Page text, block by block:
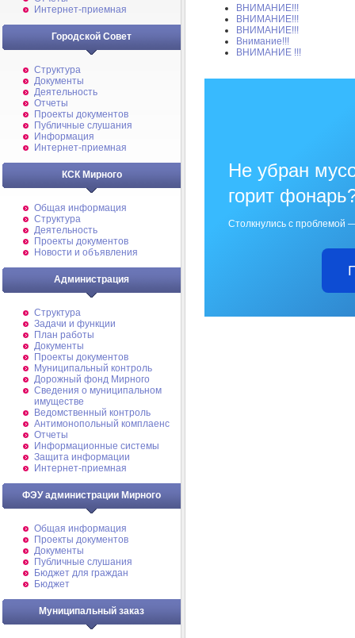
Интернет-приемная
Городской Совет
Структура
Документы
Деятельность
Отчеты
Проекты документов
Публичные слушания
Информация
Интернет-приемная
КСК Мирного
Общая информация
Структура
Деятельность
Проекты документов
Новости и объявления
Администрация
Структура
Задачи и функции
План работы
Документы
Проекты документов
Муниципальный контроль
Дорожный фонд Мирного
Cведения о муниципальном
имуществе
Ведомственный контроль
Антимонопольный комплаенс
Отчеты
Информационные системы
Защита информации
Интернет-приемная
ФЭУ администрации Мирного
Общая информация
Проекты документов
Документы
Публичные слушания
Бюджет для граждан
Бюджет
Муниципальный заказ
ВНИМАНИЕ!!!
ВНИМАНИЕ!!!
ВНИМАНИЕ!!!
Внимание!!!
ВНИМАНИЕ !!!
Не убран
горит
Столкнулись с проблемой